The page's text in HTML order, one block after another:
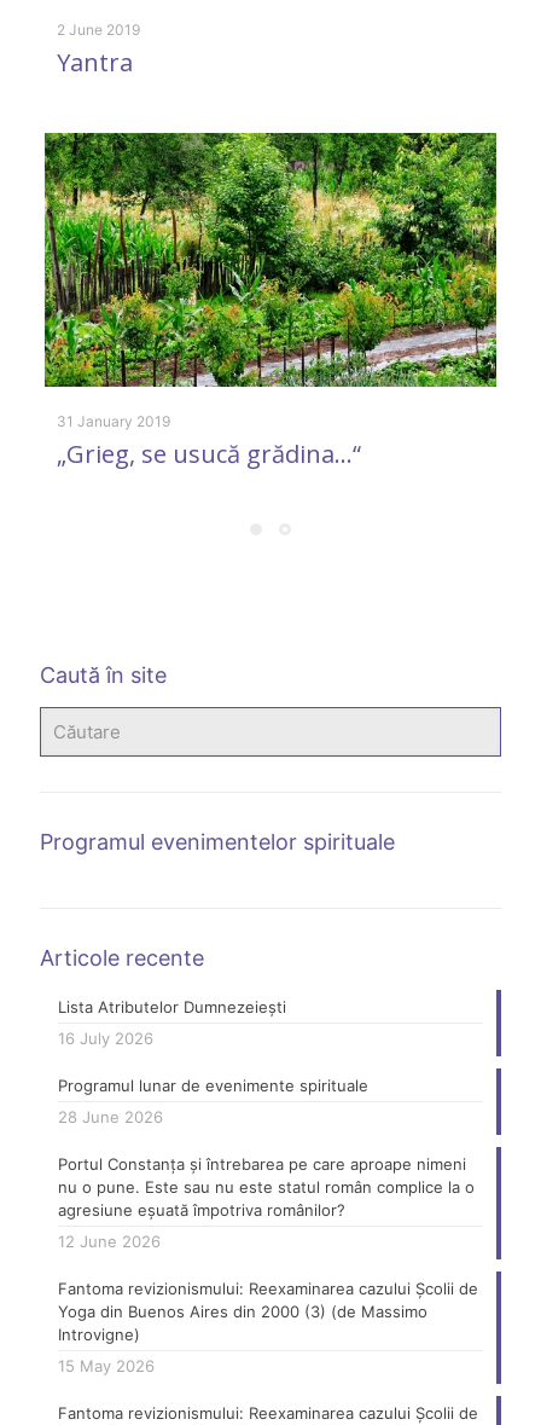
2 June 2019
Yantra
31 January 2019
„Grieg, se usucă grădina…“
Caută în site
Programul evenimentelor spirituale
Articole recente
Lista Atributelor Dumnezeiești
16 July 2026
Programul lunar de evenimente spirituale
28 June 2026
Portul Constanța și întrebarea pe care aproape nimeni
nu o pune. Este sau nu este statul român complice la o
agresiune eșuată împotriva românilor?
12 June 2026
Fantoma revizionismului: Reexaminarea cazului Școlii de
Yoga din Buenos Aires din 2000 (3) (de Massimo
Introvigne)
15 May 2026
Fantoma revizionismului: Reexaminarea cazului Școlii de